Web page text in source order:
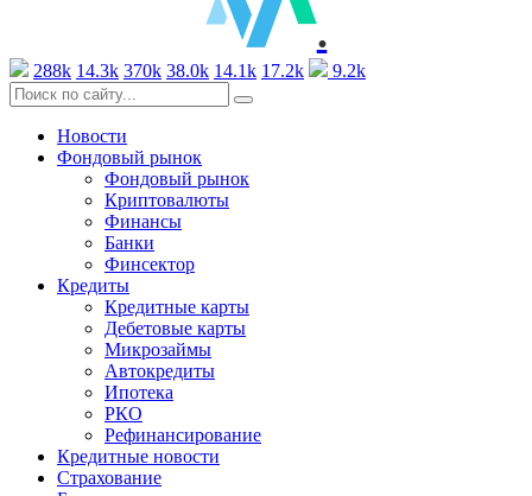
.
288k 14.3k 370k 38.0k 14.1k 17.2k 9.2k
Новости
Фондовый рынок
Фондовый рынок
Криптовалюты
Финансы
Банки
Финсектор
Кредиты
Кредитные карты
Дебетовые карты
Микрозаймы
Автокредиты
Ипотека
РКО
Рефинансирование
Кредитные новости
Страхование